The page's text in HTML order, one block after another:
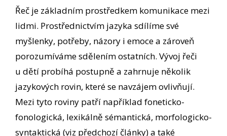
Řeč je základním prostředkem komunikace mezi
lidmi. Prostřednictvím jazyka sdílíme své
myšlenky, potřeby, názory i emoce a zároveň
porozumíváme sdělením ostatních. Vývoj řeči
u dětí probíhá postupně a zahrnuje několik
jazykových rovin, které se navzájem ovlivňují.
Mezi tyto roviny patří například foneticko-
fonologická, lexikálně sémantická, morfologicko-
syntaktická (viz předchozí články) a také